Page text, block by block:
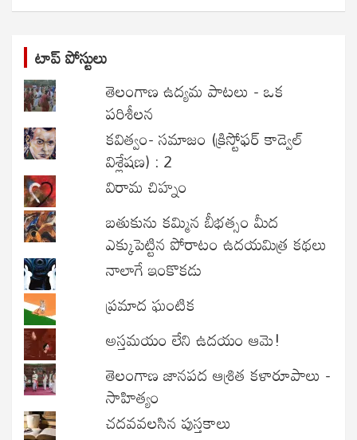
టాప్ పోస్టులు
తెలంగాణ ఉద్యమ పాటలు - ఒక
పరిశీలన
కవిత్వం- సమాజం (క్రిస్టోఫర్ కాడ్వెల్
విశ్లేషణ) : 2
విరామ చిహ్నం
బతుకును కమ్మిన బీభత్సం మీద
ఎక్కుపెట్టిన పోరాటం ఉదయమిత్ర కథలు
నాలాగే ఇంకొకడు
ప్రమాద ఘంటిక
అస్తమయం లేని ఉదయం ఆమె!
తెలంగాణ జానపద ఆశ్రిత కళారూపాలు -
సాహిత్యం
చదవవలసిన పుస్తకాలు